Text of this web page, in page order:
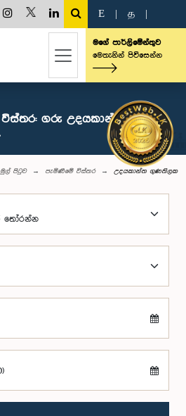
E த
මගේ පාර්ලිමේන්තුව
මෙතැනින් පිවිසෙන්න
ගරු උදයකාන්ත
මුල් පිටුව පැමිණීමේ විස්තර උදයකාන්ත ගුණතිලක